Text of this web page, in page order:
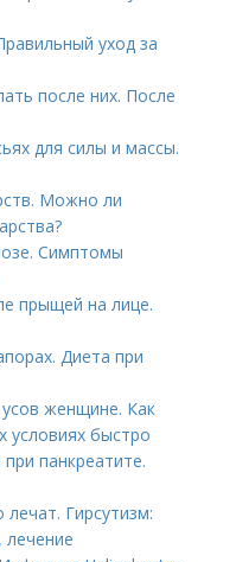
уход за
после них. После
для силы и массы.
Можно ли
Симптомы
прыщей на лице.
Диета при
женщине. Как
условиях быстро
панкреатите.
лечат. Гирсутизм:
лечение